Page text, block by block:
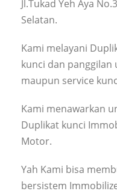
Jl.Tukad Yeh Aya
Selatan.
Kami melayani
kunci dan
maupun service
Kami menawarkan
Duplikat kunci
Motor.
Yah Kami bisa
bersistem